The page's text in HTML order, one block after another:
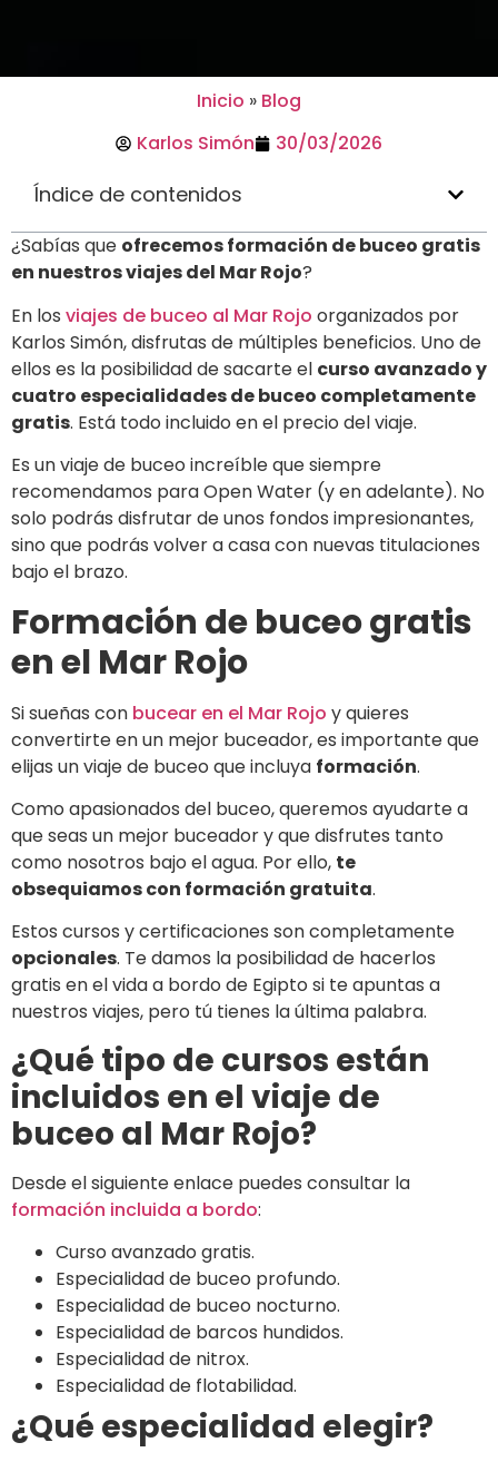
Inicio » Blog
Karlos Simón
30/03/2026
Índice de contenidos
¿Sabías que ofrecemos formación de buceo gratis
en nuestros viajes del Mar Rojo?
En los viajes de buceo al Mar Rojo organizados por
Karlos Simón, disfrutas de múltiples beneficios. Uno de
ellos es la posibilidad de sacarte el curso avanzado y
cuatro especialidades de buceo completamente
gratis. Está todo incluido en el precio del viaje.
Es un viaje de buceo increíble que siempre
recomendamos para Open Water (y en adelante). No
solo podrás disfrutar de unos fondos impresionantes,
sino que podrás volver a casa con nuevas titulaciones
bajo el brazo.
Formación de buceo gratis
en el Mar Rojo
Si sueñas con bucear en el Mar Rojo y quieres
convertirte en un mejor buceador, es importante que
elijas un viaje de buceo que incluya formación.
Como apasionados del buceo, queremos ayudarte a
que seas un mejor buceador y que disfrutes tanto
como nosotros bajo el agua. Por ello, te
obsequiamos con formación gratuita.
Estos cursos y certificaciones son completamente
opcionales. Te damos la posibilidad de hacerlos
gratis en el vida a bordo de Egipto si te apuntas a
nuestros viajes, pero tú tienes la última palabra.
¿Qué tipo de cursos están
incluidos en el viaje de
buceo al Mar Rojo?
Desde el siguiente enlace puedes consultar la
formación incluida a bordo:
Curso avanzado gratis.
Especialidad de buceo profundo.
Especialidad de buceo nocturno.
Especialidad de barcos hundidos.
Especialidad de nitrox.
Especialidad de flotabilidad.
¿Qué especialidad elegir?